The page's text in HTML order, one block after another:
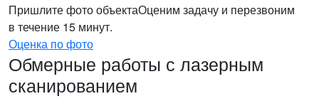
Пришлите фото объектаОценим задачу и перезвоним
в течение 15 минут.
Оценка по фото
Обмерные работы с лазерным
сканированием